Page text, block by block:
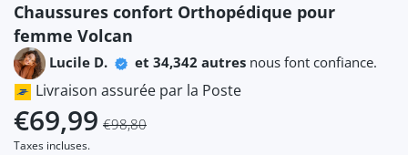
Chaussures confort Orthopédique pour
femme Volcan
Lucile D. et 34,342 autres nous font confiance.
Livraison assurée par la Poste
€69,99 €98,80
Taxes incluses.